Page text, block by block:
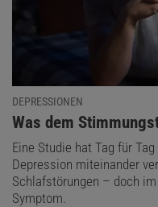
DEPRESSIONEN
:
Was dem
Eine Studie hat Tag für
Depression miteinander
Schlafstörungen – doch
Symptom.